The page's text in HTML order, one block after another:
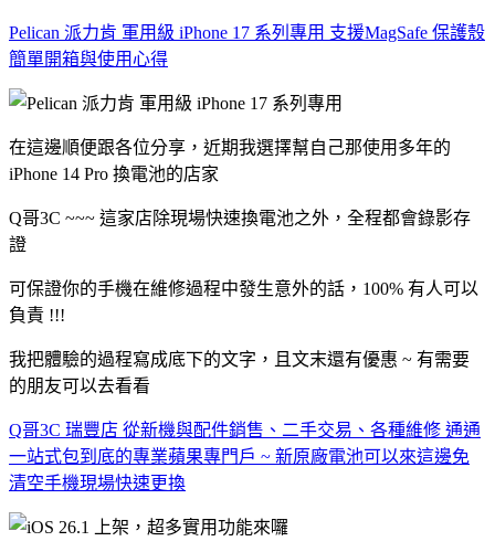
Pelican 派力肯 軍用級 iPhone 17 系列專用 支援MagSafe 保護殼
簡單開箱與使用心得
在這邊順便跟各位分享，近期我選擇幫自己那使用多年的
iPhone 14 Pro 換電池的店家
Q哥3C ~~~ 這家店除現場快速換電池之外，全程都會錄影存
證
可保證你的手機在維修過程中發生意外的話，100% 有人可以
負責 !!!
我把體驗的過程寫成底下的文字，且文末還有優惠 ~ 有需要
的朋友可以去看看
Q哥3C 瑞豐店 從新機與配件銷售、二手交易、各種維修 通通
一站式包到底的專業蘋果專門戶 ~ 新原廠電池可以來這邊免
清空手機現場快速更換